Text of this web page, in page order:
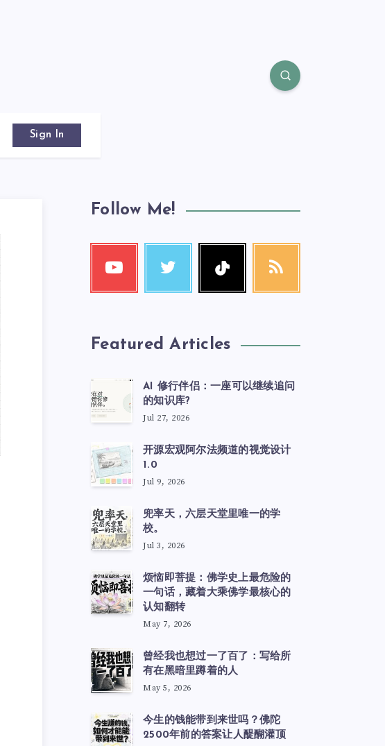
Sign In
Follow Me!
Featured Articles
AI 修行伴侣：一座可以继续追问
的知识库?
Jul 27, 2026
开源宏观阿尔法频道的视觉设计
1.0
Jul 9, 2026
兜率天，六层天堂里唯一的学
校。
Jul 3, 2026
烦恼即菩提：佛学史上最危险的
一句话，藏着大乘佛学最核心的
认知翻转
May 7, 2026
曾经我也想过一了百了：写给所
有在黑暗里蹲着的人
May 5, 2026
今生的钱能带到来世吗？佛陀
2500年前的答案让人醍醐灌顶